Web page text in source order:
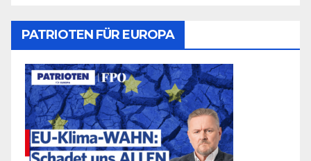
PATRIOTEN FÜR EUROPA